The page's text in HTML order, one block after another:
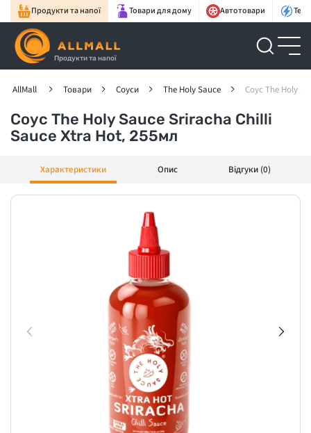
Продукти та напої Товари для дому Автотовари
Продукти та напої
AllMall Товари Соуси The Holy Sauce Соус The Holy
Соус The Holy Sauce Sriracha Chilli
Sauce Xtra Hot, 255мл
Характеристики Опис Відгуки (0)